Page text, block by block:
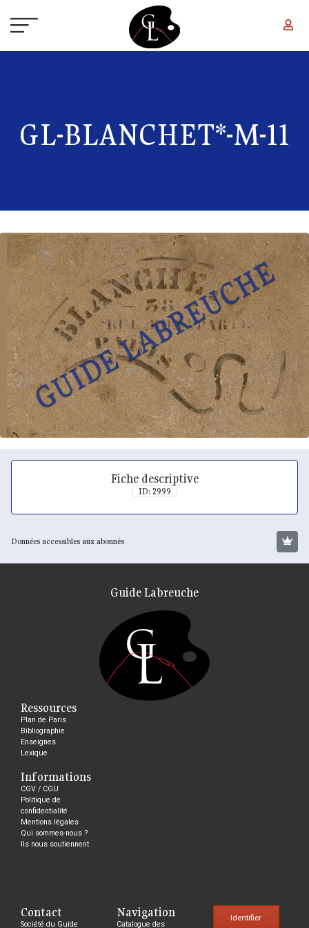
GL-BLANCHET*-M-11
Fiche descriptive
ID: 2999
Données accessibles aux abonnés
Guide Labreuche
Ressources
Plan de Paris
Bibliographie
Enseignes
Lexique
Informations
CGV / CGU
Politique de
confidentialité
Mentions légales
Qui sommes-nous ?
Ils nous soutiennent
Contact
Société du Guide
Navigation
Catalogue des
Identifier